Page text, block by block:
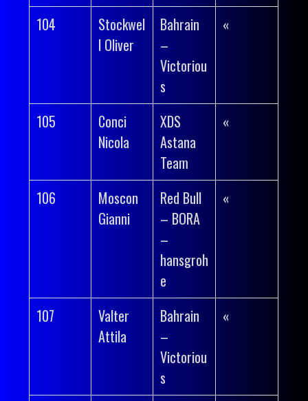
104
Stockwel
l Oliver
Bahrain
–
Victoriou
s
«
105
Conci
Nicola
XDS
Astana
Team
«
106
Moscon
Gianni
Red Bull
– BORA
–
hansgroh
e
«
107
Valter
Attila
Bahrain
–
Victoriou
s
«